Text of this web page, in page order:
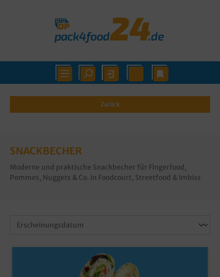
Zurück
SNACKBECHER
Moderne und praktische Snackbecher für Fingerfood,
Pommes, Nuggets & Co. in Foodcourt, Streetfood & Imbiss